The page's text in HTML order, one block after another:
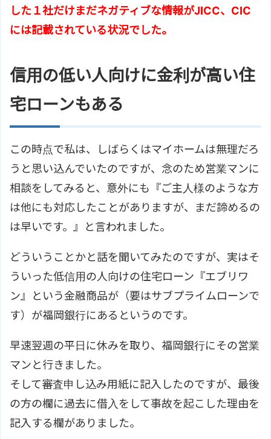
した１社だけまだネガティブな情報がJICC、CIC
には記載されている状況でした。
信用の低い人向けに金利が高い住
宅ローンもある
この時点で私は、しばらくはマイホームは無理だろ
うと思い込んでいたのですが、念のため営業マンに
相談をしてみると、意外にも『ご主人様のような方
は他にも対応したことがありますが、まだ諦めるの
は早いです。』と言われました。
どういうことかと話を聞いてみたのですが、実はそ
ういった低信用の人向けの住宅ローン『エブリワ
ン』という金融商品が（要はサブプライムローンで
す）が福岡銀行にあるというのです。
早速翌週の平日に休みを取り、福岡銀行にその営業
マンと行きました。
そして審査申し込み用紙に記入したのですが、最後
の方の欄に過去に借入をして事故を起こした理由を
記入する欄がありました。